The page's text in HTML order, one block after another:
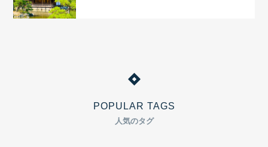
POPULAR TAGS
人気のタグ